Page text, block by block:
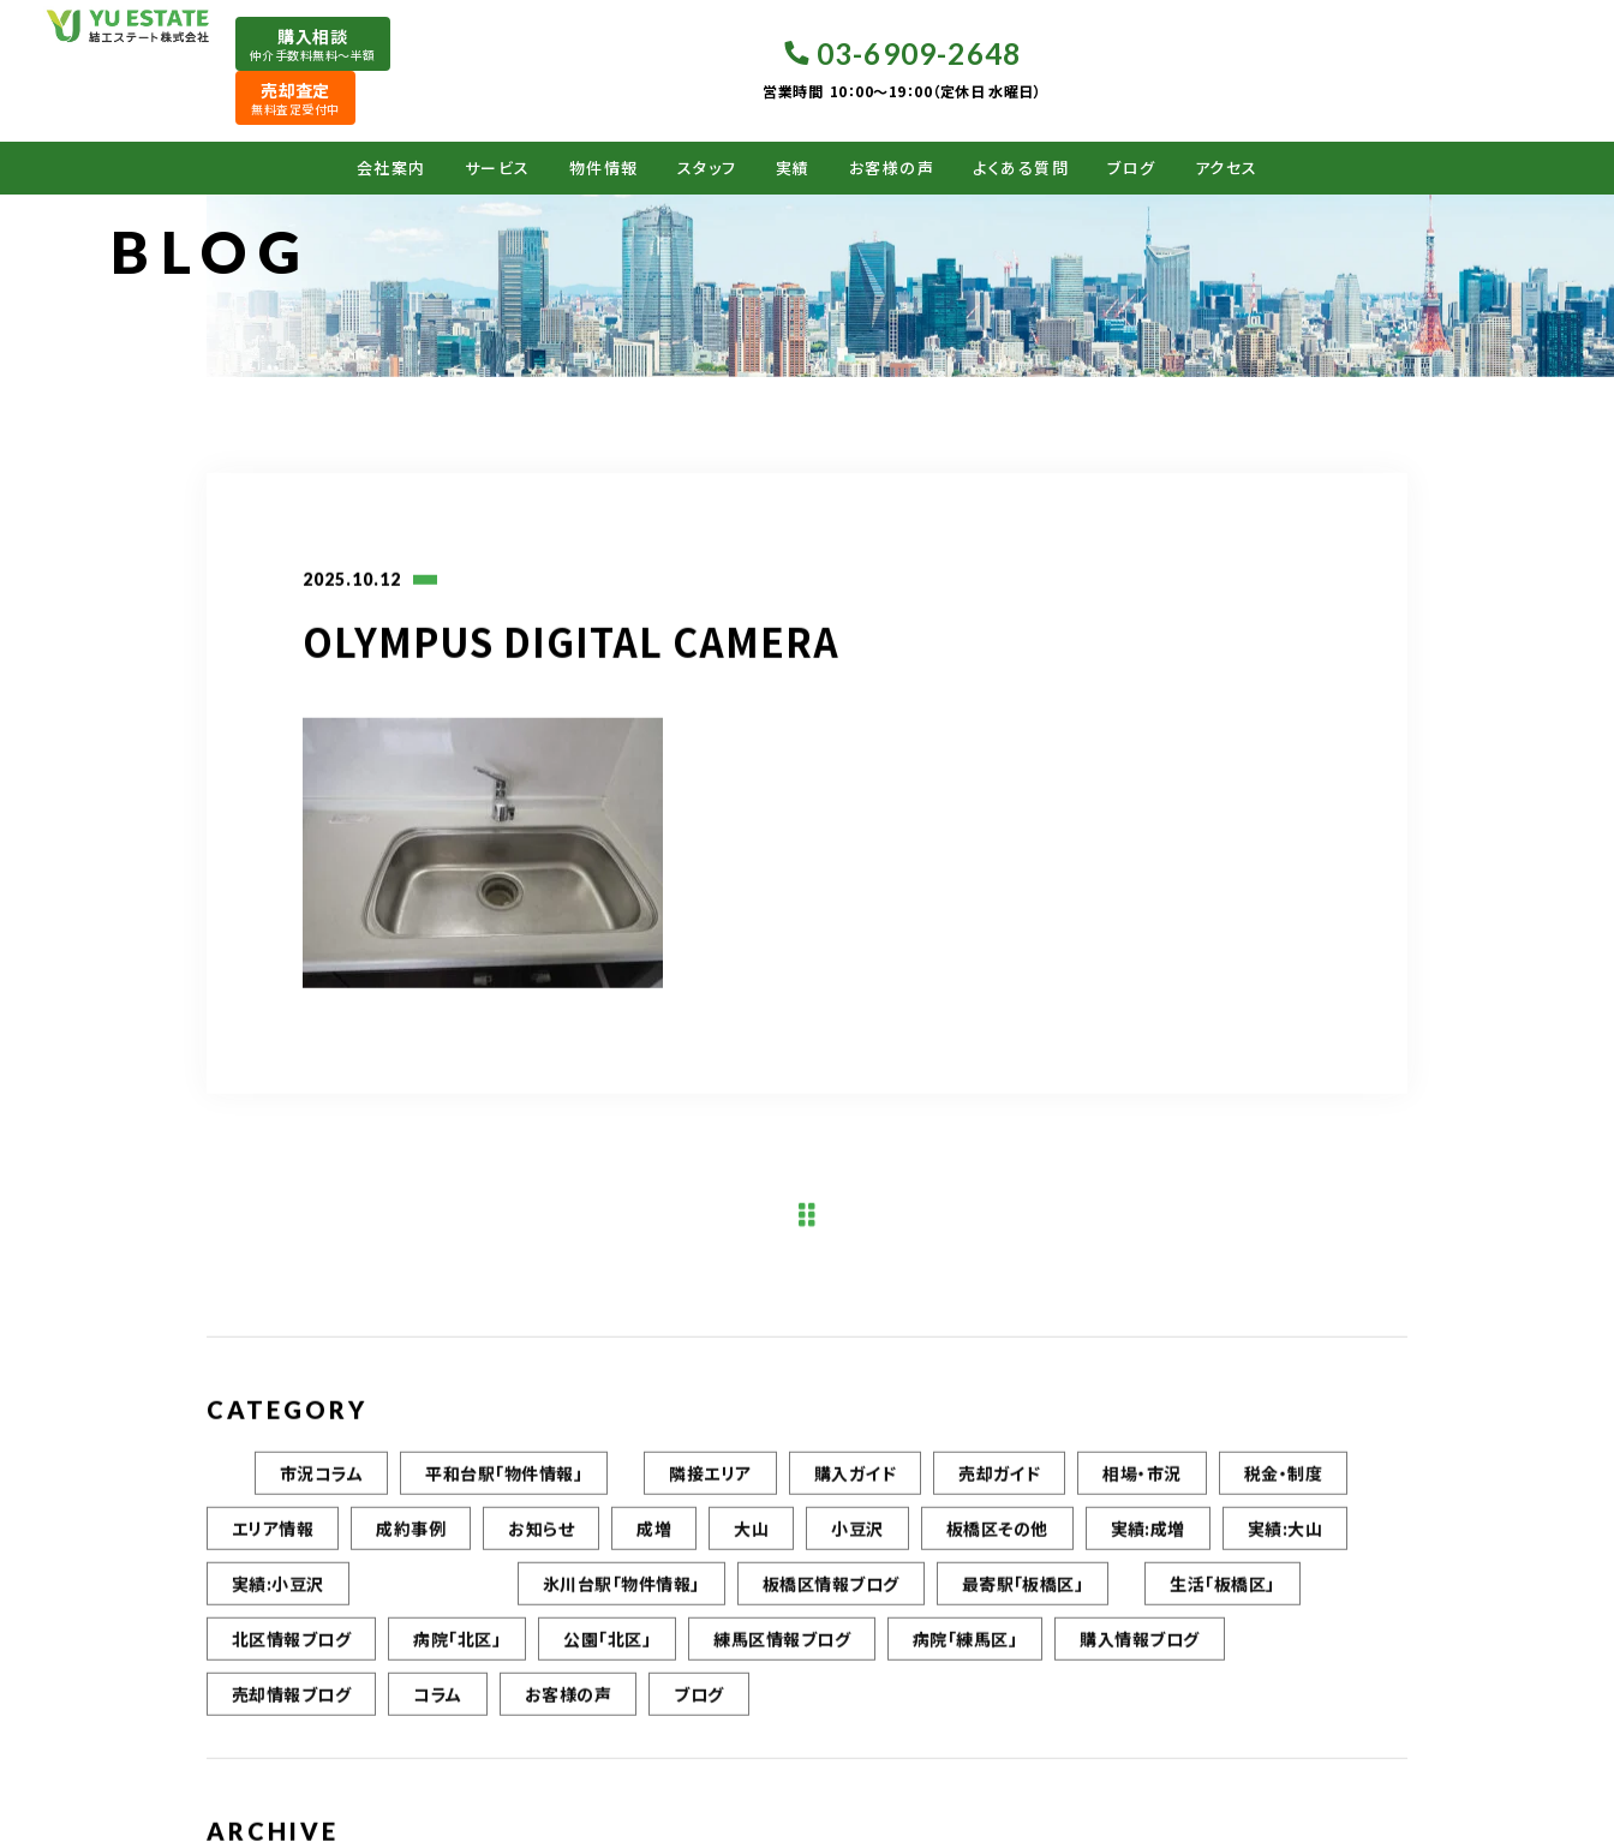
購入相談
仲介手数料無料〜半額
売却査定
無料査定受付中
03-6909-2648
営業時間 10：00～19：00（定休日 水曜日）
会社案内 サービス 物件情報 スタッフ 実績 お客様の声 よくある質問 ブログ アクセス
BLOG
2025.10.12
OLYMPUS DIGITAL CAMERA
CATEGORY
市況コラム 平和台駅「物件情報」 隣接エリア 購入ガイド 売却ガイド 相場・市況 税金・制度
エリア情報 成約事例 お知らせ 成増 大山 小豆沢 板橋区その他 実績:成増 実績:大山
実績:小豆沢 氷川台駅「物件情報」 板橋区情報ブログ 最寄駅「板橋区」 生活「板橋区」
北区情報ブログ 病院「北区」 公園「北区」 練馬区情報ブログ 病院「練馬区」 購入情報ブログ
売却情報ブログ コラム お客様の声 ブログ
ARCHIVE